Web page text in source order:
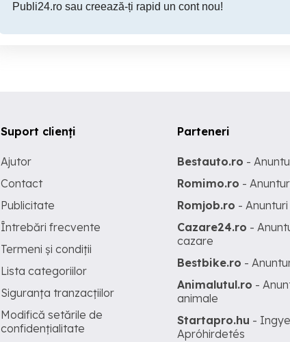
Publi24.ro sau creează-ți rapid un cont nou!
Suport clienți
Ajutor
Contact
Publicitate
Întrebări frecvente
Termeni și condiții
Lista categoriilor
Siguranța tranzacțiilor
Modifică setările de
confidențialitate
Parteneri
Bestauto.ro -
Romimo.ro -
Romjob.ro -
Cazare24.ro -
cazare
Bestbike.ro -
Animalutul.ro -
animale
Startapro.hu -
Apróhirdetés